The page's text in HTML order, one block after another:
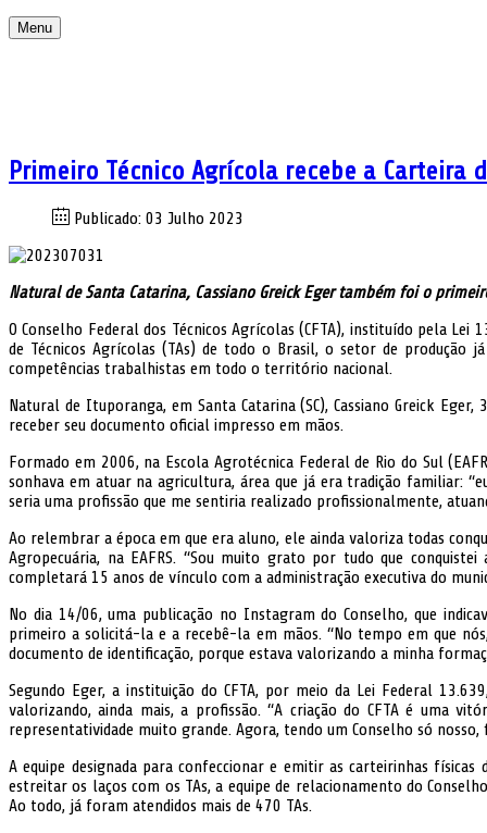
Menu
Primeiro Técnico Agrícola recebe a Carteira
Publicado: 03 Julho 2023
Natural de Santa Catarina, Cassiano Greick Eger também foi o
O Conselho Federal dos Técnicos Agrícolas (CFTA), instituído pela
de Técnicos Agrícolas (TAs) de todo o Brasil, o setor de produção
competências trabalhistas em todo o território nacional.
Natural de Ituporanga, em Santa Catarina (SC), Cassiano Greick
receber seu documento oficial impresso em mãos.
Formado em 2006, na Escola Agrotécnica Federal de Rio do Sul
sonhava em atuar na agricultura, área que já era tradição familiar:
seria uma profissão que me sentiria realizado profissionalmente,
Ao relembrar a época em que era aluno, ele ainda valoriza todas
Agropecuária, na EAFRS. “Sou muito grato por tudo que
completará 15 anos de vínculo com a administração executiva do
No dia 14/06, uma publicação no Instagram do Conselho, que
primeiro a solicitá-la e a recebê-la em mãos. “No tempo em que
documento de identificação, porque estava valorizando a minha
Segundo Eger, a instituição do CFTA, por meio da Lei Federal
valorizando, ainda mais, a profissão. “A criação do CFTA é uma
representatividade muito grande. Agora, tendo um Conselho só
A equipe designada para confeccionar e emitir as carteirinhas
estreitar os laços com os TAs, a equipe de relacionamento do
Ao todo, já foram atendidos mais de 470 TAs.